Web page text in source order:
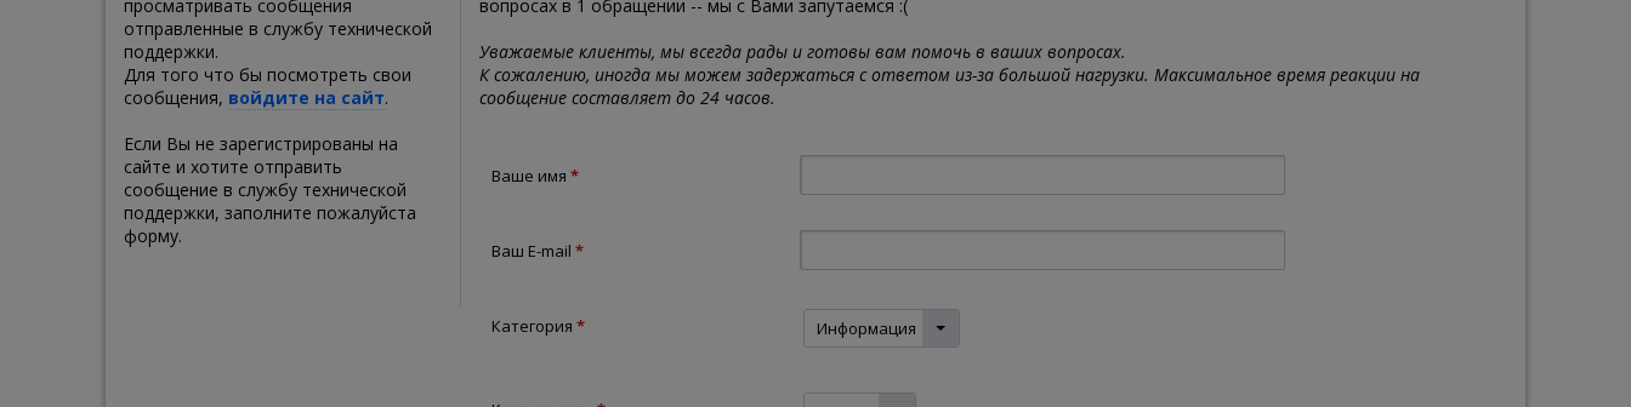
просматривать сообщения
отправленные в службу технической
поддержки.
Для того что бы посмотреть свои
сообщения, войдите на сайт.
Если Вы не зарегистрированы на
сайте и хотите отправить
сообщение в службу технической
поддержки, заполните пожалуйста
форму.
вопросах в 1 обращении -- мы с Вами запутаемся :(
Уважаемые клиенты, мы всегда рады и готовы вам помочь в ваших вопросах.
К сожалению, иногда мы можем задержаться с ответом из-за большой нагрузки. Максимальное время реакции на
сообщение составляет до 24 часов.
Ваше имя *
Ваш E-mail *
Категория * Информация